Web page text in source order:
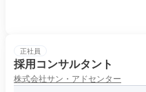
正社員
採用コンサルタント
株式会社サン・アドセンター